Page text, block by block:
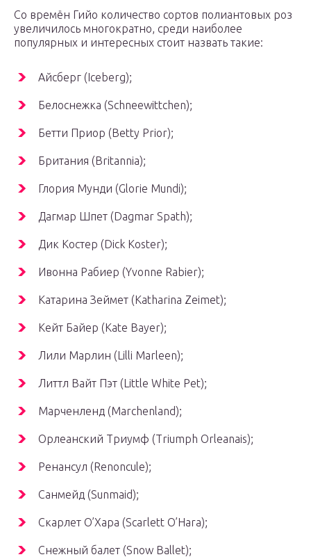
Со времён Гийо количество сортов полиантовых роз
увеличилось многократно, среди наиболее
популярных и интересных стоит назвать такие:
Aйсберг (Iceberg);
Белоснежка (Schneewittchen);
Бетти Приор (Betty Prior);
Британия (Britannia);
Глория Мунди (Gloriе Mundi);
Дагмар Шпет (Dagmar Spath);
Дик Костер (Dick Koster);
Ивонна Рабиер (Yvonne Rabier);
Катарина Зеймет (Katharina Zeimet);
Кейт Байер (Kate Bayer);
Лили Марлин (Lilli Marleen);
Литтл Вайт Пэт (Little White Pet);
Марченленд (Marchenland);
Орлеанский Триумф (Triumph Orleanais);
Ренансул (Renoncule);
Санмейд (Sunmaid);
Скарлет О’Хара (Scarlett O’Hara);
Снежный балет (Snow Ballet);